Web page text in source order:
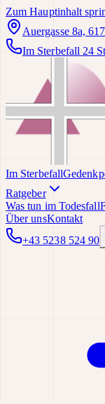
Zum Hauptinhalt
Auergasse 8a,
Im Sterbefall 24
Im Sterbefall
Ratgeber
Was tun im Todesfall
Über unsKontakt
+43 5238 524 90